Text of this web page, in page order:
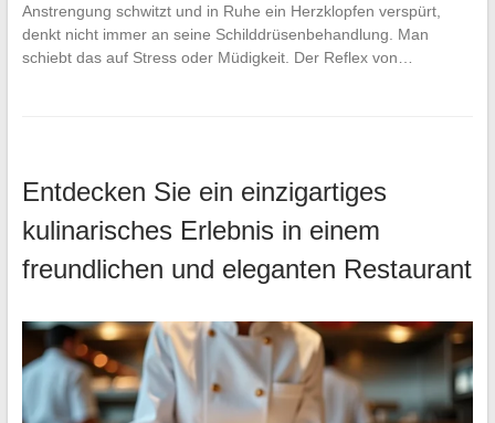
Anstrengung schwitzt und in Ruhe ein Herzklopfen verspürt,
denkt nicht immer an seine Schilddrüsenbehandlung. Man
schiebt das auf Stress oder Müdigkeit. Der Reflex von…
Entdecken Sie ein einzigartiges
kulinarisches Erlebnis in einem
freundlichen und eleganten Restaurant